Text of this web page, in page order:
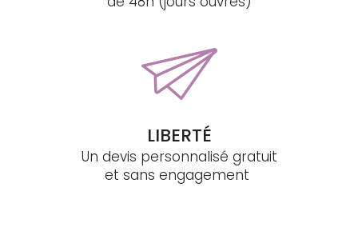
LIBERTÉ
Un devis personnalisé gratuit
et sans engagement